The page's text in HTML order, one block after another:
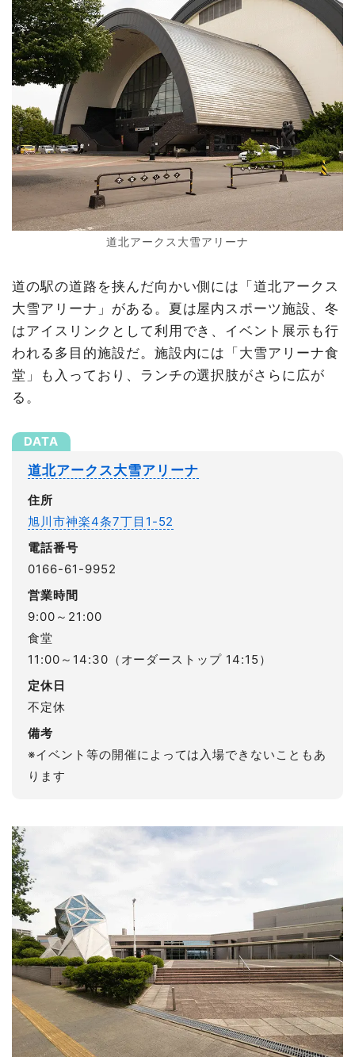
道北アークス大雪アリーナ
道の駅の道路を挟んだ向かい側には「道北アークス
大雪アリーナ」がある。夏は屋内スポーツ施設、冬
はアイスリンクとして利用でき、イベント展示も行
われる多目的施設だ。施設内には「大雪アリーナ食
堂」も入っており、ランチの選択肢がさらに広が
る。
道北アークス大雪アリーナ
住所
旭川市神楽4条7丁目1-52
電話番号
0166-61-9952
営業時間
9:00～21:00
食堂
11:00～14:30（オーダーストップ 14:15）
定休日
不定休
備考
※イベント等の開催によっては入場できないこともあ
ります